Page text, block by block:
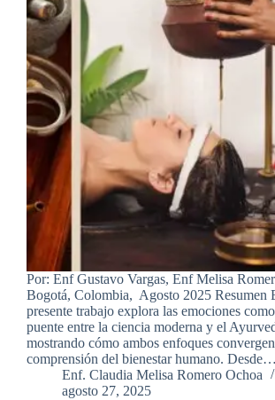
Por: Enf Gustavo Vargas, Enf Melisa
Bogotá, Colombia, Agosto 2025 Resumen
presente trabajo explora las emociones
puente entre la ciencia moderna y el
mostrando cómo ambos enfoques
comprensión del bienestar humano. Desde…
Enf. Claudia Melisa Romero Ochoa
agosto 27, 2025